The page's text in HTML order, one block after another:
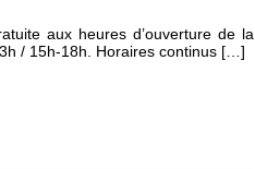
aux heures d’ouverture de la
/ 15h-18h. Horaires continus […]